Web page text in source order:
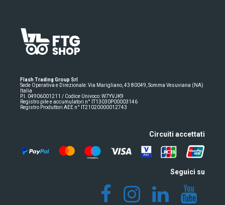
Flash Trading Group Srl
Sede Operativa e Direzionale: Via Marigliano, 43 80049, Somma Vesuviana (NA)
Italia
P.I. 04906001211 / Codice Univoco: W7YVJK9
Registro pile e accumulatori n° IT13030P00003146
Registro Produttori AEE n° IT21020000012743
Circuiti accettati
Seguici su